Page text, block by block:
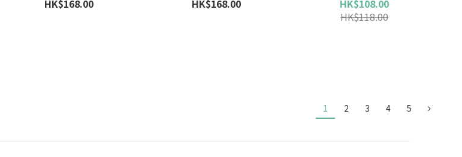
HK$168.00 HK$168.00
HK$108.00
HK$118.00
1 2 3 4 5